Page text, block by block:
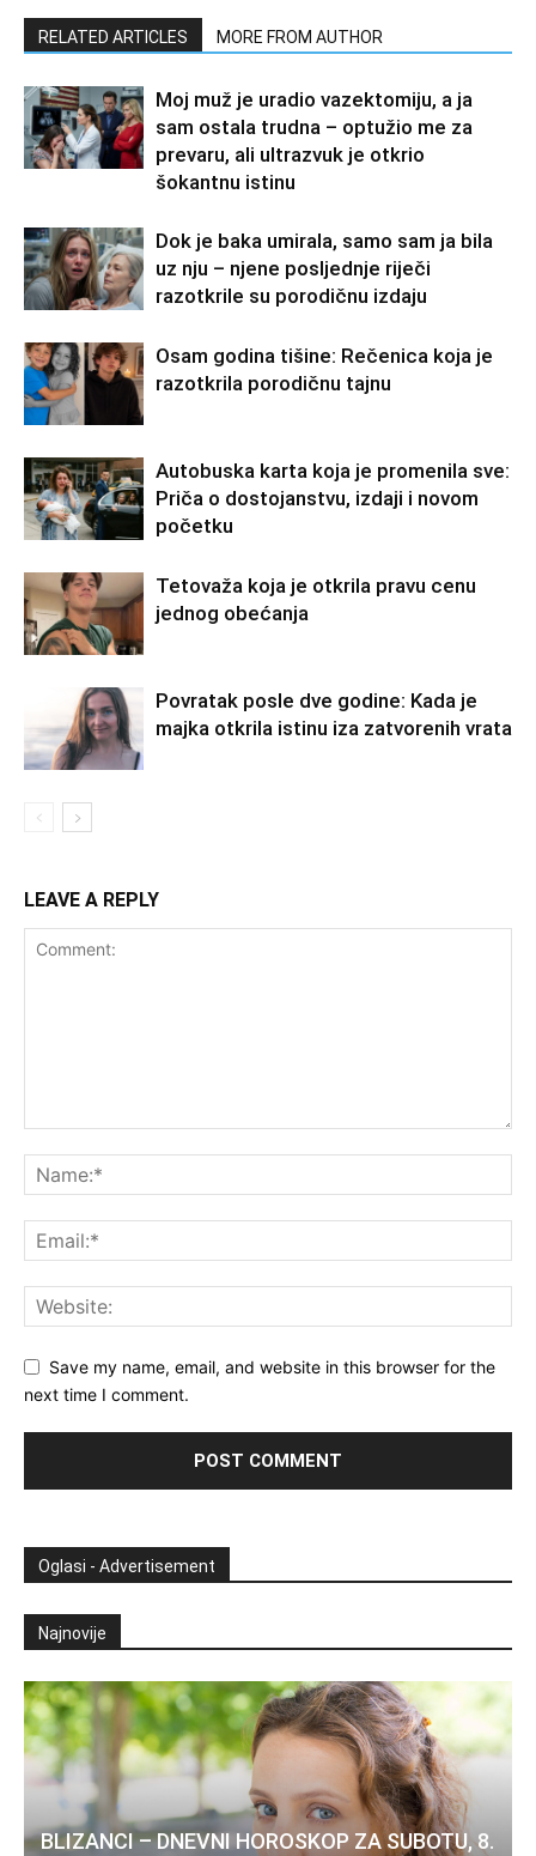
RELATED ARTICLES MORE FROM AUTHOR
Moj muž je uradio vazektomiju, a ja
sam ostala trudna – optužio me za
prevaru, ali ultrazvuk je otkrio
šokantnu istinu
Dok je baka umirala, samo sam ja bila
uz nju – njene posljednje riječi
razotkrile su porodičnu izdaju
Osam godina tišine: Rečenica koja je
razotkrila porodičnu tajnu
Autobuska karta koja je promenila sve:
Priča o dostojanstvu, izdaji i novom
početku
Tetovaža koja je otkrila pravu cenu
jednog obećanja
Povratak posle dve godine: Kada je
majka otkrila istinu iza zatvorenih vrata
LEAVE A REPLY
Save my name, email, and website in this browser for the
next time I comment.
Oglasi - Advertisement
Najnovije
BLIZANCI – DNEVNI HOROSKOP ZA SUBOTU, 8.